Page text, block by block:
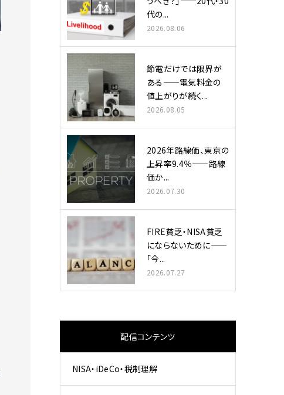
代の...
2026.08.06
節電だけでは限界が
ある——電気料金の
値上がりが続く...
2026.08.05
2026年路線価、東京の
上昇率9.4％——路線
価か...
2026.07.30
FIRE貧乏・NISA貧乏
にならないために——
「今...
2026.07.27
配信コンテンツ
NISA・iDeCo・税制理解